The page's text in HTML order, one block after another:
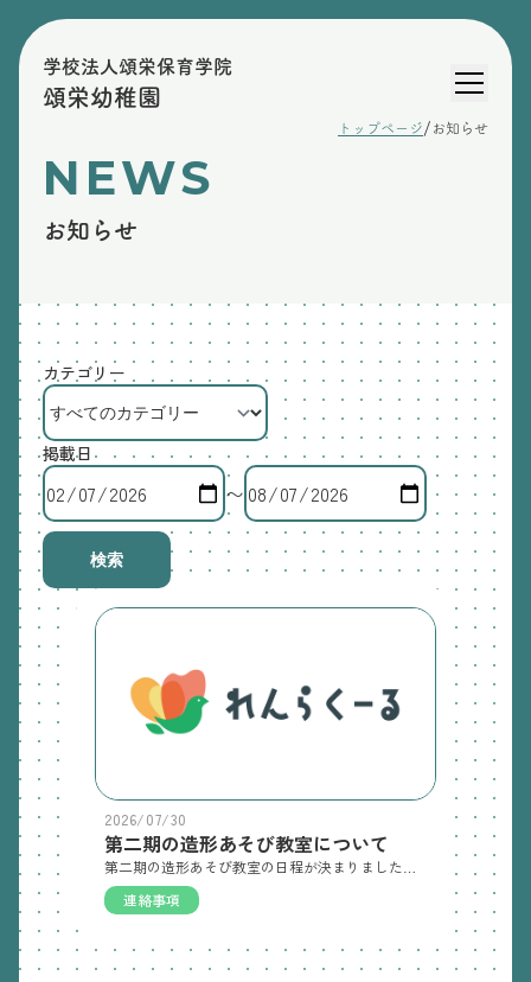
学校法人頌栄保育学院
頌栄幼稚園
トップページ/ お知らせ
NEWS
お知らせ
カテゴリー
掲載日
〜
検索
2026/07/30
第二期の造形あそび教室について
連絡事項